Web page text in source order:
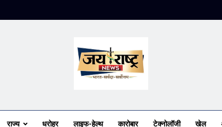
Jai Rashtra
राज्य धरोहर लाइफ-हेल्थ कारोबार टेक्नोलॉजी खेल